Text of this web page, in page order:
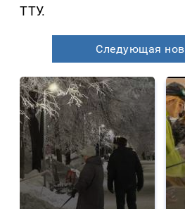
ТТУ.
Следующая